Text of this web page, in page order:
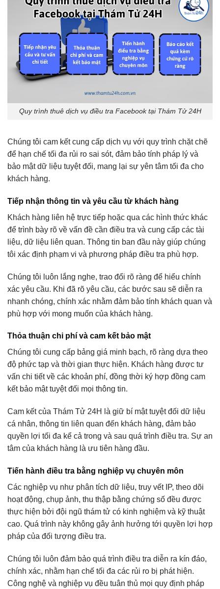
Quy trình thuê dịch vụ điều tra Facebook tại Thám Tử 24H
Chúng tôi cam kết cung cấp dịch vụ với quy trình chặt chẽ
để hạn chế tối đa rủi ro sai sót, đảm bảo tính pháp lý và
bảo mật dữ liệu tuyệt đối, mang lại sự yên tâm tối đa cho
khách hàng.
Tiếp nhận thông tin và yêu cầu từ khách hàng
Khách hàng liên hệ trực tiếp hoặc qua các hình thức khác
để trình bày rõ về vấn đề cần điều tra và cung cấp các tài
liệu, dữ liệu liên quan. Thông tin ban đầu này giúp chúng
tôi xác định phạm vi và phương pháp điều tra phù hợp.
Chúng tôi luôn lắng nghe, trao đổi rõ ràng để hiểu chính
xác yêu cầu. Khi đã rõ yêu cầu, các bước sau sẽ diễn ra
nhanh chóng, chính xác nhằm đảm bảo tính khách quan và
phù hợp với mong muốn của khách hàng.
Thỏa thuận chi phí và cam kết bảo mật
Chúng tôi cung cấp bảng giá minh bạch, rõ ràng dựa theo
độ phức tạp và thời gian thực hiện. Khách hàng được tư
vấn chi tiết về các khoản phí, đồng thời ký hợp đồng cam
kết bảo mật tuyệt đối mọi thông tin.
Cam kết của Thám Tử 24H là giữ bí mật tuyệt đối dữ liệu
cá nhân, thông tin liên quan đến khách hàng, đảm bảo
quyền lợi tối đa kể cả trong và sau quá trình điều tra. Sự an
tâm của khách hàng là ưu tiên hàng đầu.
Tiến hành điều tra bằng nghiệp vụ chuyên môn
Các nghiệp vụ như phân tích dữ liệu, truy vết IP, theo dõi
hoạt động, chụp ảnh, thu thập bằng chứng số đều được
thực hiện bởi đội ngũ thám tử có kinh nghiệm và kỹ thuật
cao. Quá trình này không gây ảnh hưởng tới quyền lợi hợp
pháp của đối tượng điều tra.
Chúng tôi luôn đảm bảo quá trình điều tra diễn ra kín đáo,
chính xác, nhằm hạn chế tối đa các rủi ro bị phát hiện.
Công nghệ và nghiệp vụ đều tuân thủ mọi quy định pháp